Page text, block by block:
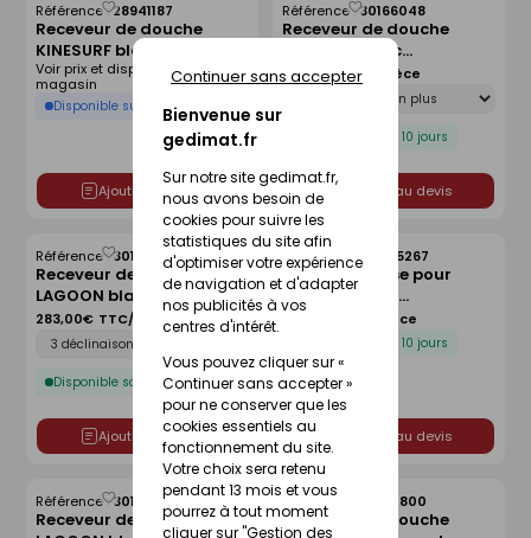
Bienvenue sur
gedimat.fr
Sur notre site gedimat.fr,
nous avons besoin de
cookies pour suivre les
statistiques du site afin
d'optimiser votre expérience
de navigation et d'adapter
nos publicités à vos
centres d'intérêt.
Vous pouvez cliquer sur «
Continuer sans accepter »
pour ne conserver que les
cookies essentiels au
fonctionnement du site.
Votre choix sera retenu
pendant 13 mois et vous
pourrez à tout moment
cliquer sur "Gestion des
Continuer sans accepter
Receveur de douche
KINESURF blanc -
80x80cm
Référence :28941187
Disponible sur commande
Voir prix et disponibilité en
magasin
Ajouter au devis
Enregistrer
comme
liste
Receveur de douche
LAGOON blanc
antidérapant - 120 x 80
Référence :30166048
Déclinaison
Disponible sous 10 jours
489,00€ TTC/Pièce
Ajouter au devis
Enregistrer
comme
Receveur de douche
LAGOON blanc lisse - 90 x
90 cm
Référence :30166042
Disponible sous 10 jours
283,00€ TTC/Pièce
Ajouter au devis
Enregistrer
comme
liste
Kit de réhausse pour
receveur avec
écoulement linéaire
FUNDO - 120 x 120 cm
Référence :30005267
Disponible sous 10 jours
TTC/Pièce
Ajouter au devis
Enregistrer
comme
liste
Receveur de douche
Référence :30166045
Enregistrer
comme
Receveur de douche
Référence : 30214800
Enregistrer
comme